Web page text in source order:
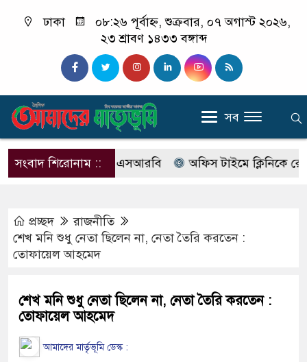
ঢাকা
০৮:২৬ পূর্বাহ্ন, শুক্রবার, ০৭ অগাস্ট ২০২৬,
২৩ শ্রাবণ ১৪৩৩ বঙ্গাব্দ
সব
সংবাদ শিরোনাম ::
বদলে আসছে এসআরবি অফিস টাইমে ক্লিনিকে রোগী
প্রচ্ছদ
রাজনীতি
শেখ মনি শুধু নেতা ছিলেন না, নেতা তৈরি করতেন :
তোফায়েল আহমেদ
শেখ মনি শুধু নেতা ছিলেন না, নেতা তৈরি করতেন :
তোফায়েল আহমেদ
আমাদের মার্তৃভূমি ডেস্ক :